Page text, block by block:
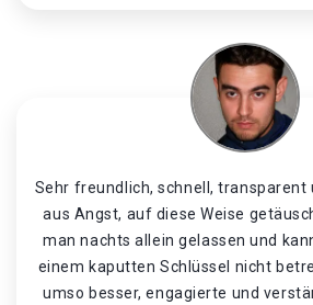
Sehr freundlich, schnell, transparent
aus Angst, auf diese Weise
man nachts allein gelassen und
einem kaputten Schlüssel nicht
umso besser, engagierte und